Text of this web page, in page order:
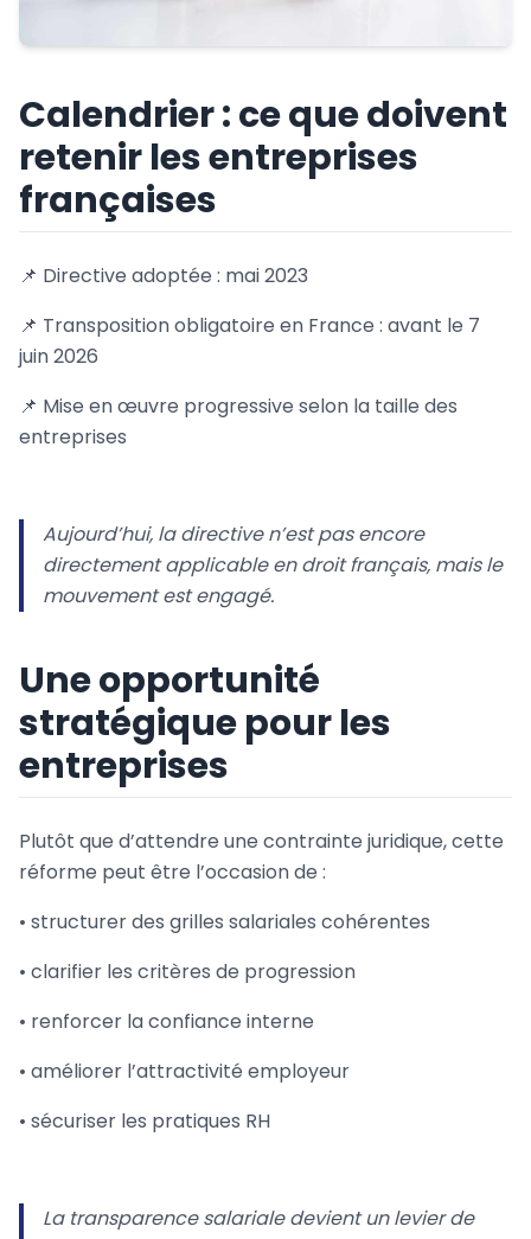
Calendrier : ce que doivent
retenir les entreprises
françaises
📌 Directive adoptée : mai 2023
📌 Transposition obligatoire en France : avant le 7
juin 2026
📌 Mise en œuvre progressive selon la taille des
entreprises
Aujourd’hui, la directive n’est pas encore
directement applicable en droit français, mais le
mouvement est engagé.
Une opportunité
stratégique pour les
entreprises
Plutôt que d’attendre une contrainte juridique, cette
réforme peut être l’occasion de :
• structurer des grilles salariales cohérentes
• clarifier les critères de progression
• renforcer la confiance interne
• améliorer l’attractivité employeur
• sécuriser les pratiques RH
La transparence salariale devient un levier de